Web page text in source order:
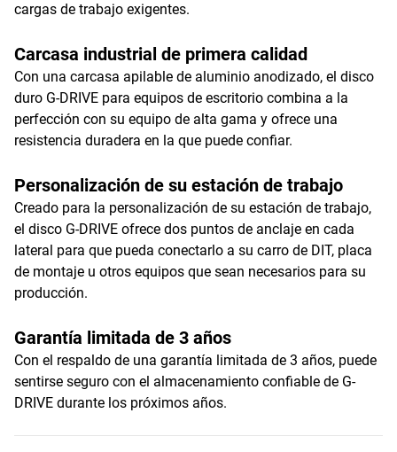
cargas de trabajo exigentes.
Carcasa industrial de primera calidad
Con una carcasa apilable de aluminio anodizado, el disco
duro G-DRIVE para equipos de escritorio combina a la
perfección con su equipo de alta gama y ofrece una
resistencia duradera en la que puede confiar.
Personalización de su estación de trabajo
Creado para la personalización de su estación de trabajo,
el disco G-DRIVE ofrece dos puntos de anclaje en cada
lateral para que pueda conectarlo a su carro de DIT, placa
de montaje u otros equipos que sean necesarios para su
producción.
Garantía limitada de 3 años
Con el respaldo de una garantía limitada de 3 años, puede
sentirse seguro con el almacenamiento confiable de G-
DRIVE durante los próximos años.